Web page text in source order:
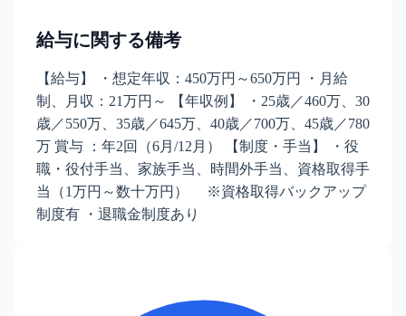
給与に関する備考
【給与】 ・想定年収：450万円～650万円 ・月給
制、月収：21万円～ 【年収例】 ・25歳／460万、30
歳／550万、35歳／645万、40歳／700万、45歳／780
万 賞与 ：年2回（6月/12月） 【制度・手当】 ・役
職・役付手当、家族手当、時間外手当、資格取得手
当（1万円～数十万円） ※資格取得バックアップ
制度有 ・退職金制度あり